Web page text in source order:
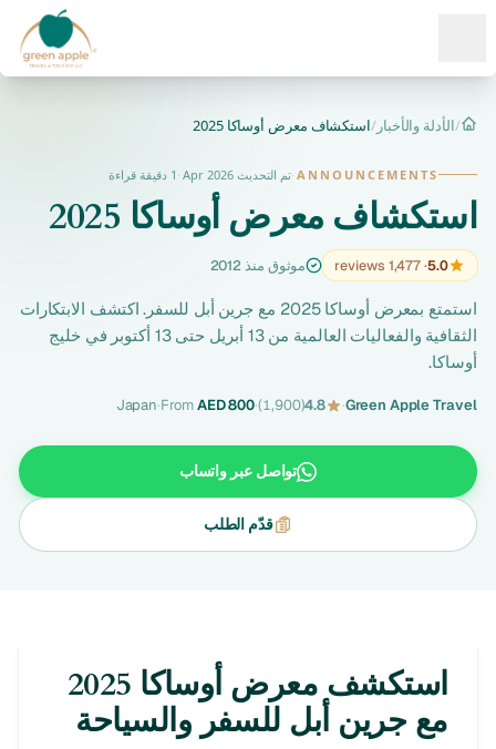
الرئيسية
/الأدلة والأخبار/استكشاف معرض أوساكا 2025
ANNOUNCEMENTS
·تم التحديث Apr 2026 · 1 دقيقة قراءة
استكشاف معرض أوساكا 2025
5.0
· 1,477 reviews موثوق منذ 2012
استمتع بمعرض أوساكا 2025 مع جرين أبل للسفر. اكتشف الابتكارات
الثقافية والفعاليات العالمية من 13 أبريل حتى 13 أكتوبر في خليج
أوساكا.
Green Apple Travel
·
4.8
(1,900)
·
FromAED 800
·
Japan
تواصل عبر واتساب
قدّم الطلب
استكشف معرض أوساكا 2025
مع جرين أبل للسفر والسياحة